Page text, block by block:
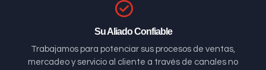
Su Aliado Confiable
Trabajamos para potenciar sus procesos de ventas,
mercadeo y servicio al cliente a través de canales no